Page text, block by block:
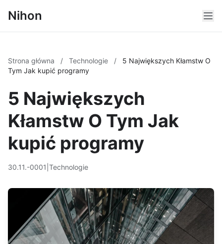
Nihon
Strona główna / Technologie /
5 Największych Kłamstw O
Tym Jak kupić programy
5 Największych
Kłamstw O Tym Jak
kupić programy
30.11.-0001 Technologie